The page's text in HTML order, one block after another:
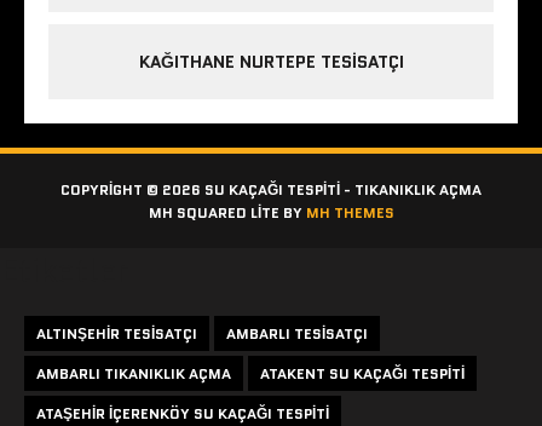
KAĞITHANE NURTEPE TESISATÇI
COPYRIGHT © 2026 SU KAÇAĞI TESPITI - TIKANIKLIK AÇMA
MH SQUARED LITE BY MH THEMES
ALTINŞEHIR TESISATÇI
AMBARLI TESISATÇI
AMBARLI TIKANIKLIK AÇMA
ATAKENT SU KAÇAĞI TESPITI
ATAŞEHIR IÇERENKÖY SU KAÇAĞI TESPITI